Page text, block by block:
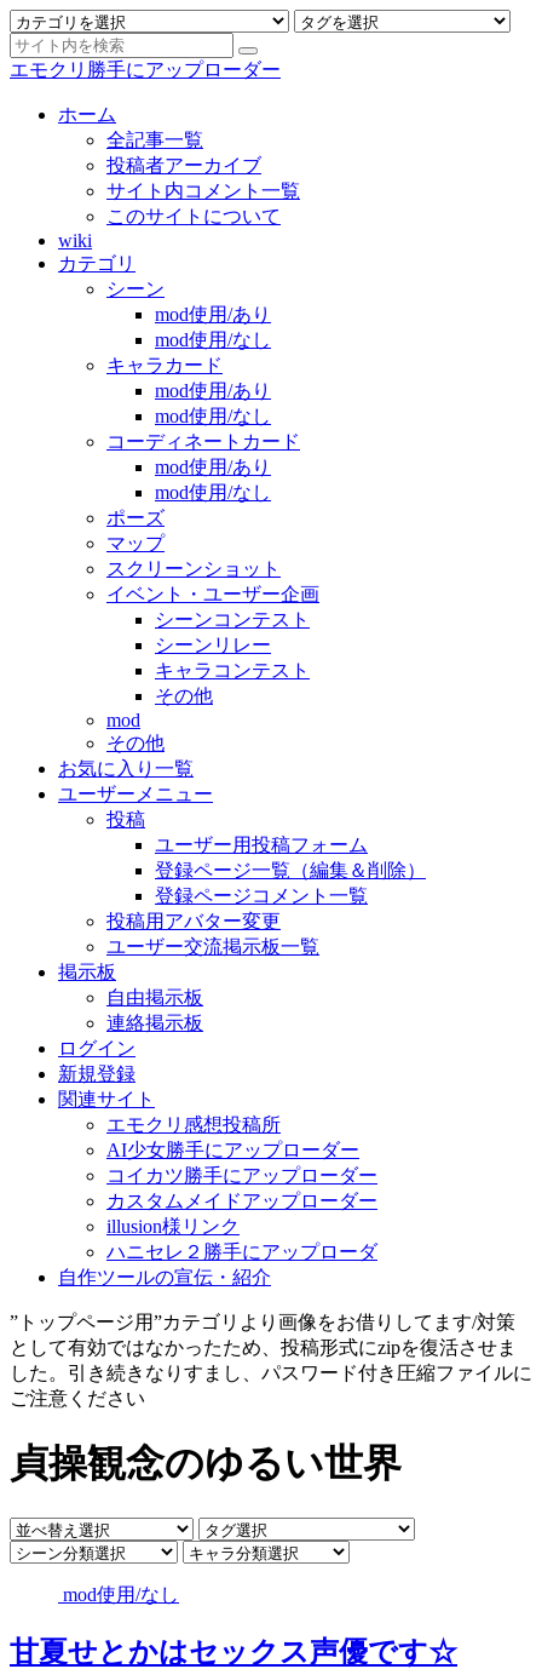
エモクリ勝手にアップローダー
ホーム
全記事一覧
投稿者アーカイブ
サイト内コメント一覧
このサイトについて
wiki
カテゴリ
シーン
mod使用/あり
mod使用/なし
キャラカード
mod使用/あり
mod使用/なし
コーディネートカード
mod使用/あり
mod使用/なし
ポーズ
マップ
スクリーンショット
イベント・ユーザー企画
シーンコンテスト
シーンリレー
キャラコンテスト
その他
mod
その他
お気に入り一覧
ユーザーメニュー
投稿
ユーザー用投稿フォーム
登録ページ一覧（編集＆削除）
登録ページコメント一覧
投稿用アバター変更
ユーザー交流掲示板一覧
掲示板
自由掲示板
連絡掲示板
ログイン
新規登録
関連サイト
エモクリ感想投稿所
AI少女勝手にアップローダー
コイカツ勝手にアップローダー
カスタムメイドアップローダー
illusion様リンク
ハニセレ２勝手にアップローダ
自作ツールの宣伝・紹介
”トップページ用”カテゴリより画像をお借りしてます/対策
として有効ではなかったため、投稿形式にzipを復活させま
した。引き続きなりすまし、パスワード付き圧縮ファイルに
ご注意ください
貞操観念のゆるい世界
mod使用/なし
甘夏せとかはセックス声優です☆